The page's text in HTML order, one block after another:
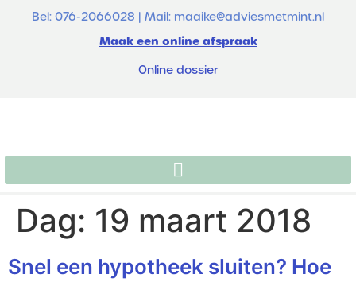
inhoud
Bel: 076-2066028 | Mail: maaike@adviesmetmint.nl
Maak een online afspraak
Online dossier
Dag: 19 maart 2018
Snel een hypotheek sluiten? Hoe